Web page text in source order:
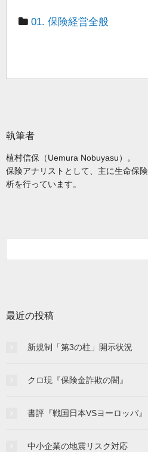
01. 保険経営全般
執筆者
植村信保（Uemura Nobuyasu）。
保険アナリストとして、主に生命保
析を行っています。
最近の投稿
新規制「第3の柱」開示状況
クロ現『保険金詐欺の闇』
書評『戦国日本VSヨーロッパ』
中小企業の地震リスク対応